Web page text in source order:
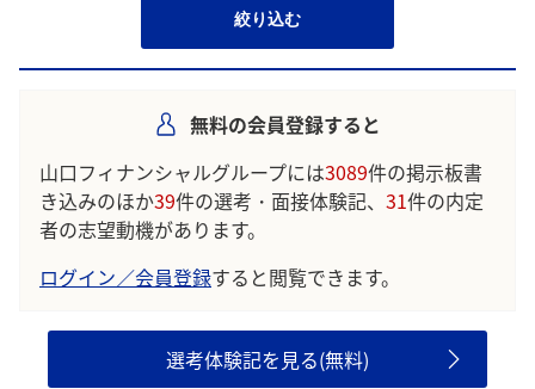
絞り込む
無料の会員登録すると
山口フィナンシャルグループには3089件の掲示板書
き込みのほか39件の選考・面接体験記、 31件の内定
者の志望動機があります。
ログイン／会員登録すると閲覧できます。
選考体験記を見る(無料)